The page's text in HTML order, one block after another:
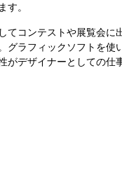
す。
てコンテストや展覧会に
グラフィックソフトを使
がデザイナーとしての仕